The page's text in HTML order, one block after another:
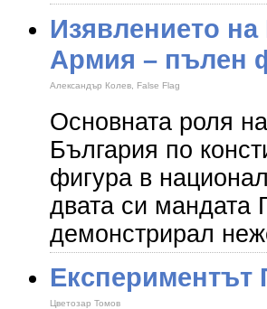
Изявлението
Армия – пълен
Александър Колев, False Flag
Основната роля
България по
фигура в
двата си мандата
демонстрирал
Експериментът
Цветозар Томов